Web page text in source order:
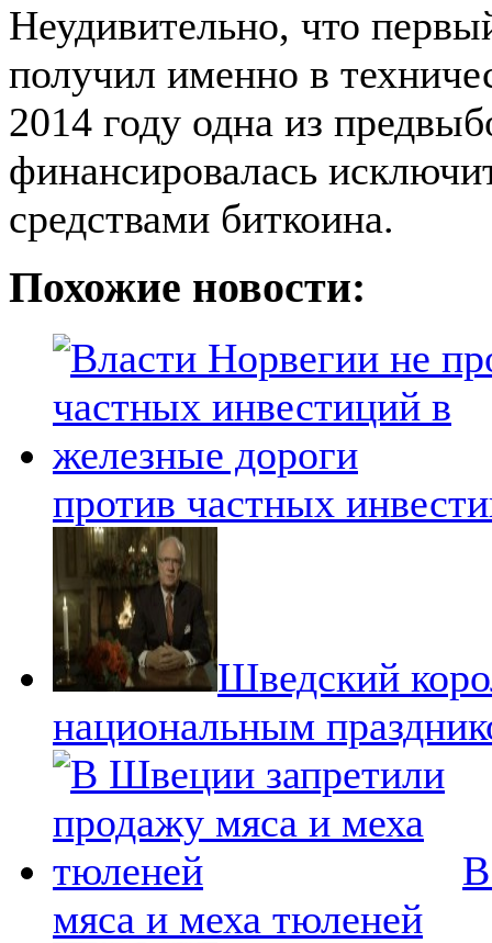
Неудивительно, что
получил именно в
2014 году одна из
финансировалась
средствами биткоина.
Похожие новости:
против частных
Шведский
национальным
мяса и меха тюленей